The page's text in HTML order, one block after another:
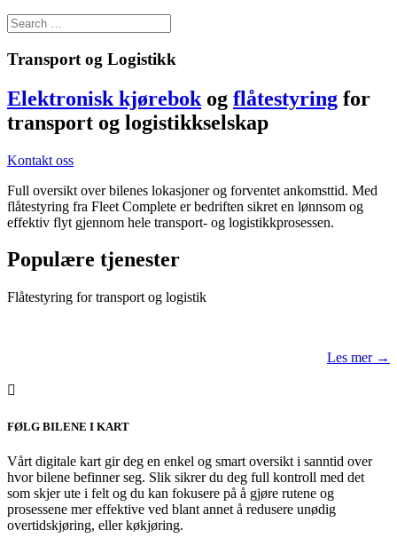
Transport og Logistikk
Elektronisk kjørebok og flåtestyring for
transport og logistikkselskap
Kontakt oss
Full oversikt over bilenes lokasjoner og forventet ankomsttid. Med
flåtestyring fra Fleet Complete er bedriften sikret en lønnsom og
effektiv flyt gjennom hele transport- og logistikkprosessen.
Populære tjenester
Flåtestyring for transport og logistik
Les mer →

FØLG BILENE I KART
Vårt digitale kart gir deg en enkel og smart oversikt i sanntid over
hvor bilene befinner seg. Slik sikrer du deg full kontroll med det
som skjer ute i felt og du kan fokusere på å gjøre rutene og
prosessene mer effektive ved blant annet å redusere unødig
overtidskjøring, eller køkjøring.